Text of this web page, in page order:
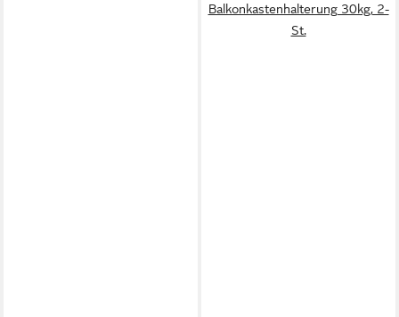
Balkonkastenhalterung 30kg, 2-
St.